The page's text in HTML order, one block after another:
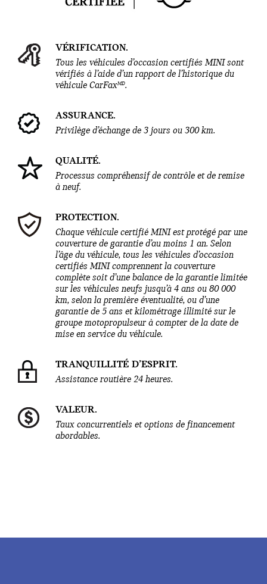
VÉRIFICATION.
Tous les véhicules d’occasion certifiés MINI sont
vérifiés à l’aide d’un rapport de l’historique du
véhicule CarFaxMD.
ASSURANCE.
Privilège d’échange de 3 jours ou 300 km.
QUALITÉ.
Processus compréhensif de contrôle et de remise
à neuf.
PROTECTION.
Chaque véhicule certifié MINI est protégé par une
couverture de garantie d’au moins 1 an. Selon
l’âge du véhicule, tous les véhicules d’occasion
certifiés MINI comprennent la couverture
complète soit d’une balance de la garantie limitée
sur les véhicules neufs jusqu’à 4 ans ou 80 000
km, selon la première éventualité, ou d’une
garantie de 5 ans et kilométrage illimité sur le
groupe motopropulseur à compter de la date de
mise en service du véhicule.
TRANQUILLITÉ D’ESPRIT.
Assistance routière 24 heures.
VALEUR.
Taux concurrentiels et options de financement
abordables.